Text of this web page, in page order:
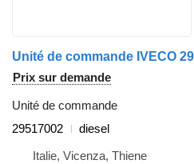
Prix sur demande
Unité de commande
29517002
diesel
Italie, Vicenza, Thiene